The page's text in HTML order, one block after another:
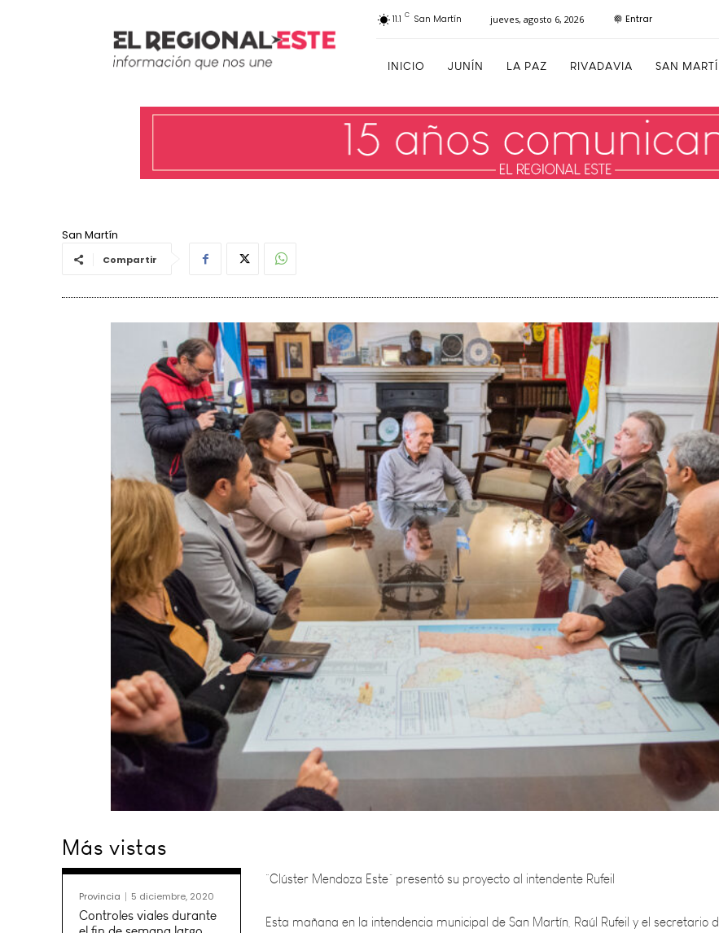
11.1 C San Martín jueves, agosto 6, 2026 Entrar
INICIO JUNÍN LA PAZ RIVADAVIA SAN
San Martín
Compartir
Más vistas
Provincia 5 diciembre, 2020
Controles viales durante
Esta mañana en la intendencia municipal de San Martín, Raúl Rufeil y el secretario de
Gobierno, Mauricio Petri, recibieron a los fundadores del Clúster Mendoza Este, una